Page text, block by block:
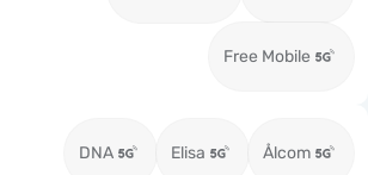
Free Mobile
DNA Elisa Ålcom